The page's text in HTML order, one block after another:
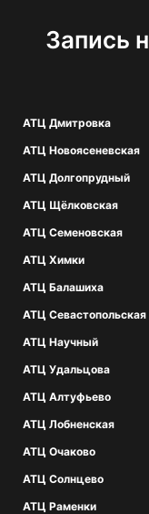
Запись
АТЦ Дмитровка
АТЦ Новоясеневская
АТЦ Долгопрудный
АТЦ Щёлковская
АТЦ Семеновская
АТЦ Химки
АТЦ Балашиха
АТЦ Севастопольская
АТЦ Научный
АТЦ Удальцова
АТЦ Алтуфьево
АТЦ Лобненская
АТЦ Очаково
АТЦ Солнцево
АТЦ Раменки